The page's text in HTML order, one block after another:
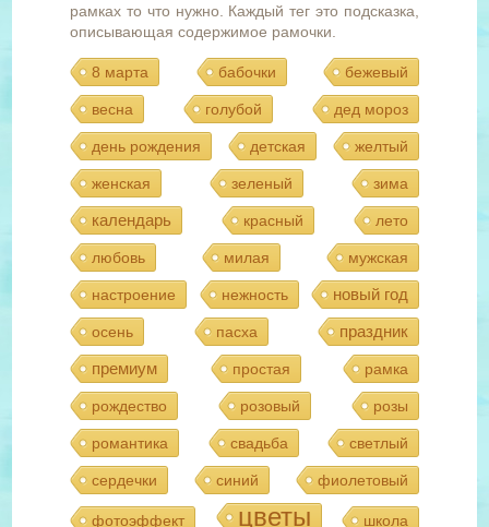
рамках то что нужно. Каждый тег это подсказка,
описывающая содержимое рамочки.
8 марта бабочки бежевый
весна голубой дед мороз
день рождения детская желтый
женская зеленый зима
календарь красный лето
любовь милая мужская
настроение нежность новый год
осень пасха
праздник
премиум
простая рамка
рождество розовый розы
романтика свадьба светлый
сердечки синий фиолетовый
фотоэффект цветы школа